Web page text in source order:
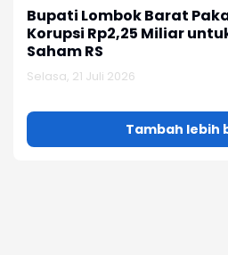
Bupati Lombok Barat
Korupsi Rp2,25 Miliar
Saham RS
Selasa, 21 Juli 2026
Tambah lebih